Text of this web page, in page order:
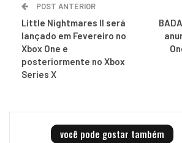
POST ANTERIOR
Little Nightmares II será
lançado em Fevereiro no
Xbox One e
posteriormente no Xbox
Series X
você pode gostar também